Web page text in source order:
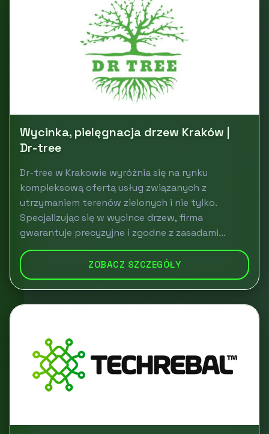
Wycinka, pielęgnacja drzew Kraków |
Dr-tree
Dr-tree w Krakowie wyróżnia się na rynku
kompleksową ofertą usług związanych z
utrzymaniem terenów zielonych i nie tylko.
Specjalizując się w wycince drzew, firma
gwarantuje precyzyjne i zgodne z zasadami...
ZOBACZ SZCZEGÓŁY